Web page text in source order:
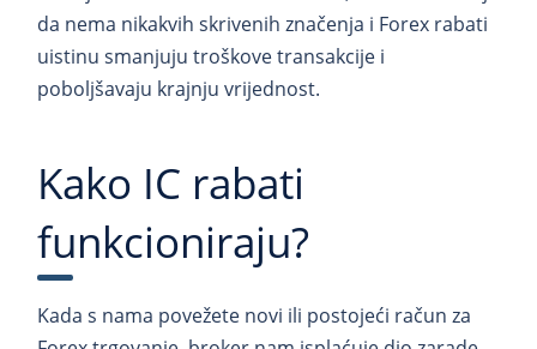
da nema nikakvih skrivenih značenja i Forex rabati
uistinu smanjuju troškove transakcije i
poboljšavaju krajnju vrijednost.
Kako IC rabati
funkcioniraju?
Kada s nama povežete novi ili postojeći račun za